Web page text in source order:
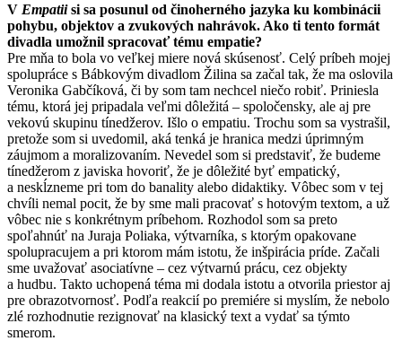
V Empatiisi sa posunul od činoherného jazyka ku kombinácii
pohybu, objektov a zvukových nahrávok. Ako ti tento formát
divadla umožnil spracovať tému empatie?
Pre mňa to bola vo veľkej miere nová skúsenosť. Celý príbeh mojej
spolupráce s Bábkovým divadlom Žilina sa začal tak, že ma oslovila
Veronika Gabčíková, či by som tam nechcel niečo robiť. Priniesla
tému, ktorá jej pripadala veľmi dôležitá – spoločensky, ale aj pre
vekovú skupinu tínedžerov. Išlo o empatiu. Trochu som sa vystrašil,
pretože som si uvedomil, aká tenká je hranica medzi úprimným
záujmom a moralizovaním. Nevedel som si predstaviť, že budeme
tínedžerom z javiska hovoriť, že je dôležité byť empatický,
a neskĺzneme pri tom do banality alebo didaktiky. Vôbec som v tej
chvíli nemal pocit, že by sme mali pracovať s hotovým textom, a už
vôbec nie s konkrétnym príbehom. Rozhodol som sa preto
spoľahnúť na Juraja Poliaka, výtvarníka, s ktorým opakovane
spolupracujem a pri ktorom mám istotu, že inšpirácia príde. Začali
sme uvažovať asociatívne – cez výtvarnú prácu, cez objekty
a hudbu. Takto uchopená téma mi dodala istotu a otvorila priestor aj
pre obrazotvornosť. Podľa reakcií po premiére si myslím, že nebolo
zlé rozhodnutie rezignovať na klasický text a vydať sa týmto
smerom.